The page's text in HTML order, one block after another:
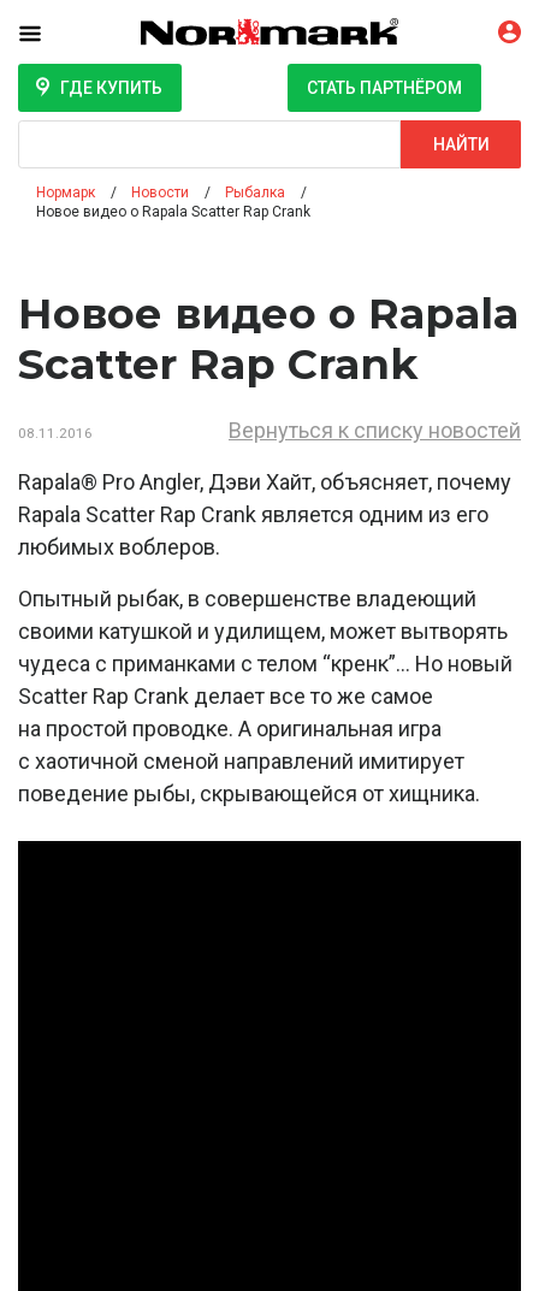
ГДЕ КУПИТЬ СТАТЬ ПАРТНЁРОМ
НАЙТИ
Нормарк Новости
Рыбалка
Новое видео о Rapala Scatter Rap Crank
Новое видео о Rapala
Scatter Rap Crank
08.11.2016 Вернуться к списку новостей
Rapala® Pro Angler, Дэви Хайт, объясняет, почему
Rapala Scatter Rap Crank является одним из его
любимых воблеров.
Опытный рыбак, в совершенстве владеющий
своими катушкой и удилищем, может вытворять
чудеса с приманками с телом “кренк”... Но новый
Scatter Rap Crank делает все то же самое
на простой проводке. А оригинальная игра
с хаотичной сменой направлений имитирует
поведение рыбы, скрывающейся от хищника.